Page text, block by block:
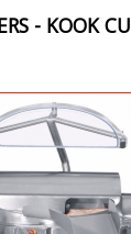
- KOOK